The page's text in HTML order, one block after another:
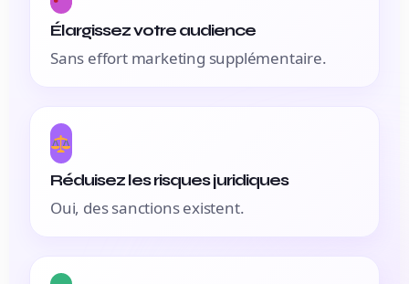
Élargissez votre audience
Sans effort marketing supplémentaire.
Réduisez les risques juridiques
Oui, des sanctions existent.